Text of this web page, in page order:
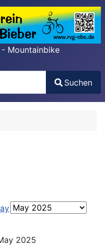
Mountainbike
characters for results.
Suchen
2025